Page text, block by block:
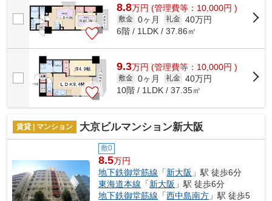
8.8万円 (管理費等：10,000円 )
敷金 0ヶ月 礼金 40万円
6階 / 1LDK / 37.86㎡
9.3万円 (管理費等：10,000円 )
敷金 0ヶ月 礼金 40万円
10階 / 1LDK / 37.35㎡
賃貸 | マンション 大京ビルマンション新大阪
敷0
8.5万円
地下鉄御堂筋線 「新大阪 」駅 徒歩6分
東海道本線 「新大阪 」駅 徒歩6分
地下鉄御堂筋線 「西中島南方 」駅 徒歩5